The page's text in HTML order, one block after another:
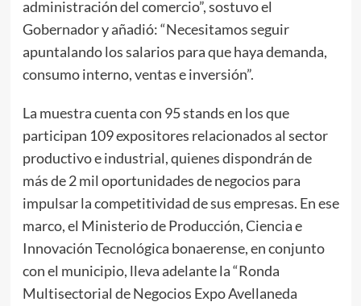
administración del comercio”, sostuvo el
Gobernador y añadió: “Necesitamos seguir
apuntalando los salarios para que haya demanda,
consumo interno, ventas e inversión”.
La muestra cuenta con 95 stands en los que
participan 109 expositores relacionados al sector
productivo e industrial, quienes dispondrán de
más de 2 mil oportunidades de negocios para
impulsar la competitividad de sus empresas. En ese
marco, el Ministerio de Producción, Ciencia e
Innovación Tecnológica bonaerense, en conjunto
con el municipio, lleva adelante la “Ronda
Multisectorial de Negocios Expo Avellaneda